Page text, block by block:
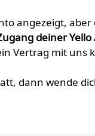
angezeigt, aber
deiner
Vertrag mit
dann wende